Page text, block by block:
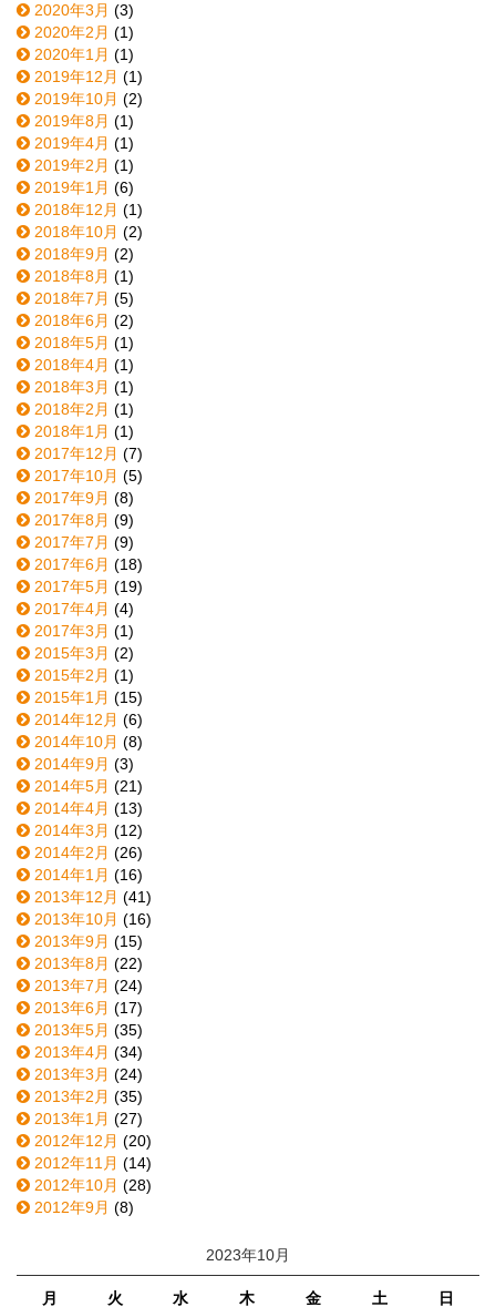
2020年3月 (3)
2020年2月 (1)
2020年1月 (1)
2019年12月 (1)
2019年10月 (2)
2019年8月 (1)
2019年4月 (1)
2019年2月 (1)
2019年1月 (6)
2018年12月 (1)
2018年10月 (2)
2018年9月 (2)
2018年8月 (1)
2018年7月 (5)
2018年6月 (2)
2018年5月 (1)
2018年4月 (1)
2018年3月 (1)
2018年2月 (1)
2018年1月 (1)
2017年12月 (7)
2017年10月 (5)
2017年9月 (8)
2017年8月 (9)
2017年7月 (9)
2017年6月 (18)
2017年5月 (19)
2017年4月 (4)
2017年3月 (1)
2015年3月 (2)
2015年2月 (1)
2015年1月 (15)
2014年12月 (6)
2014年10月 (8)
2014年9月 (3)
2014年5月 (21)
2014年4月 (13)
2014年3月 (12)
2014年2月 (26)
2014年1月 (16)
2013年12月 (41)
2013年10月 (16)
2013年9月 (15)
2013年8月 (22)
2013年7月 (24)
2013年6月 (17)
2013年5月 (35)
2013年4月 (34)
2013年3月 (24)
2013年2月 (35)
2013年1月 (27)
2012年12月 (20)
2012年11月 (14)
2012年10月 (28)
2012年9月 (8)
2023年10月
月 火 水 木 金 土 日